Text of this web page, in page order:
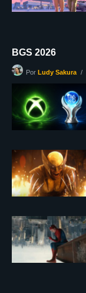
BGS 2026
Por Ludy Sakura